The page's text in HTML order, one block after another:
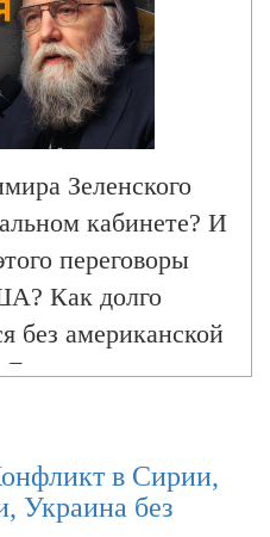
материалы:
политики
Украине в Женеве
Отечества, Трамп
по файлам
на Иран:
Зеленского
кабинете? И
переговоры
Как долго
без американской
объеме?
осознавая
СВО? Ответы
в Сирии,
Украина без